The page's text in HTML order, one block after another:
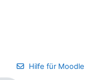
Hilfe für Moodle